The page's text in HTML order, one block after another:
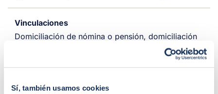
Sí, también usamos cookies
Vinculaciones
Domiciliación de nómina o pensión, domiciliación
de 3 recibos, 3 gastos con tarjeta, seguro de
hogar, seguro de vida, contratación de alarma
para casa, suscripción del Servicio Protección